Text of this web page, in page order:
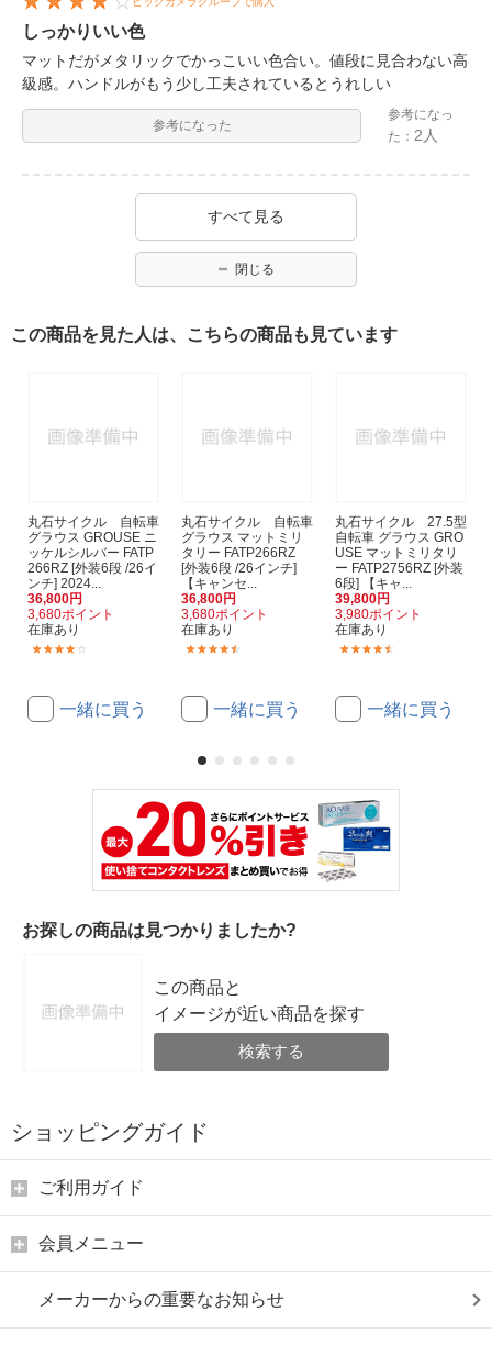
しっかりいい色
マットだがメタリックでかっこいい色合い。値段に見合わない高
級感。ハンドルがもう少し工夫されているとうれしい
参考になった
参考になっ
た： 2人
すべて見る
閉じる
この商品を見た人は、こちらの商品も見ています
丸石サイクル 自転車
グラウス GROUSE ニ
ッケルシルバー FATP
266RZ [外装6段 /26イ
ンチ] 2024...
36,800円
3,680ポイント
在庫あり
一緒に買う
丸石サイクル 自転車
グラウス マットミリ
タリー FATP266RZ
[外装6段 /26インチ]
【キャンセ...
36,800円
3,680ポイント
在庫あり
一緒に買う
丸石サイクル 27.5型
自転車 グラウス GRO
USE マットミリタリ
ー FATP2756RZ [外装
6段] 【キャ...
39,800円
3,980ポイント
在庫あり
一緒に買う
お探しの商品は見つかりましたか?
この商品と
イメージが近い商品を探す
検索する
ショッピングガイド
ご利用ガイド
会員メニュー
メーカーからの重要なお知らせ